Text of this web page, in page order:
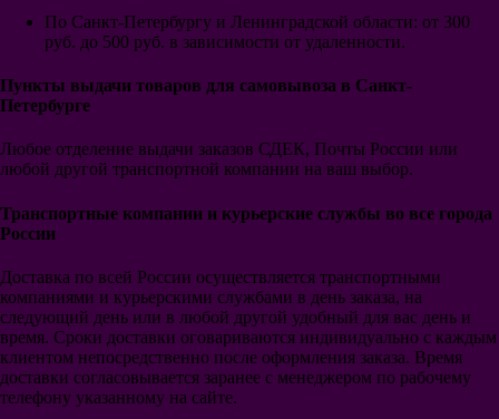
ПСЖ
Монако
Марсель
Боруссия Дортмунд
Боруссия Менх.
Вольфсбург
Шальке 04
Гамбург
Порту
Бенфика
Спортинг
Селтик
ПСВ
Аякс
По Санкт-Петербургу и Ленинградской области: от 300
руб. до 500 руб. в зависимости от удаленности.
Пункты выдачи товаров для самовывоза в Санкт-
Петербурге
Любое отделение выдачи заказов СДЕК, Почты России или
любой другой транспортной компании на ваш выбор.
Транспортные компании и курьерские службы во все города
России
Доставка по всей России осуществляется транспортными
компаниями и курьерскими службами в день заказа, на
следующий день или в любой другой удобный для вас день и
время. Сроки доставки оговариваются индивидуально с каждым
клиентом непосредственно после оформления заказа. Время
доставки согласовывается заранее с менеджером по рабочему
телефону указанному на сайте.